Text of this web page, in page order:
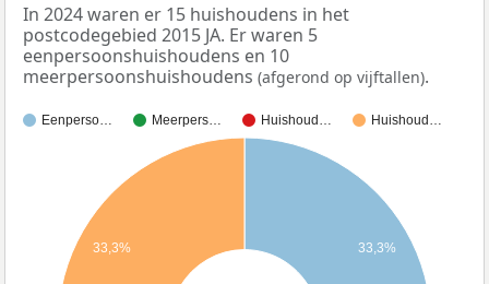
In 2024 waren er 15 huishoudens in het
postcodegebied 2015 JA. Er waren 5
eenpersoonshuishoudens en 10
meerpersoonshuishoudens (afgerond op vijftallen).
Eenperso… Meerpers… Huishoud… Huishoud…
33,3%
33,3%